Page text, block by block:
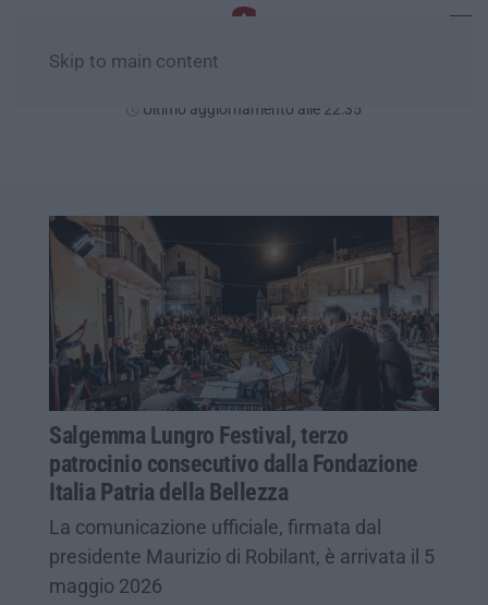
Skip to main content
Ultimo aggiornamento alle 22:35
Salgemma Lungro Festival, terzo
patrocinio consecutivo dalla Fondazione
Italia Patria della Bellezza
La comunicazione ufficiale, firmata dal
presidente Maurizio di Robilant, è arrivata il 5
maggio 2026